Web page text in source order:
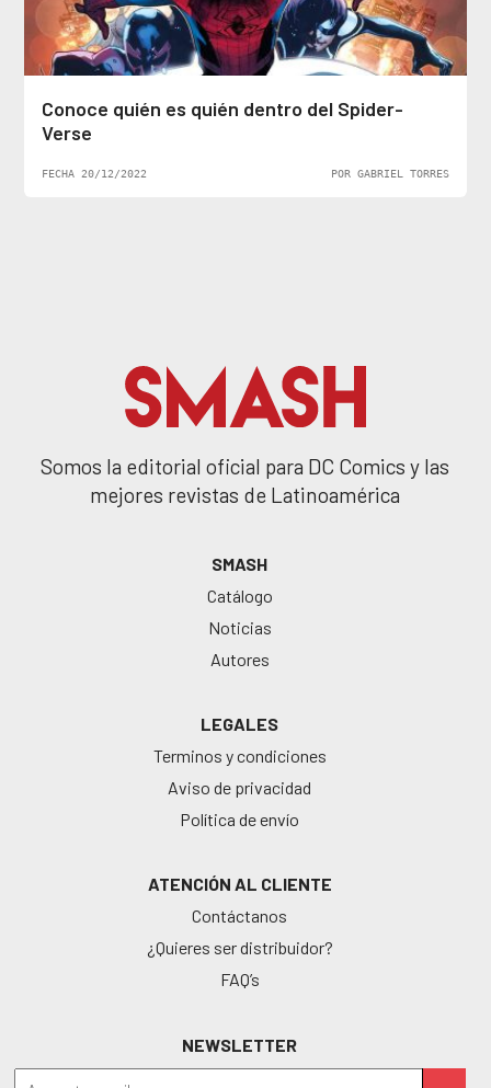
Conoce quién es quién dentro del Spider-
Verse
FECHA 20/12/2022 POR GABRIEL TORRES
Somos la editorial oficial para DC Comics y las
mejores revistas de Latinoamérica
SMASH
Catálogo
Noticias
Autores
LEGALES
Terminos y condiciones
Aviso de privacidad
Política de envío
ATENCIÓN AL CLIENTE
Contáctanos
¿Quieres ser distribuidor?
FAQ’s
NEWSLETTER